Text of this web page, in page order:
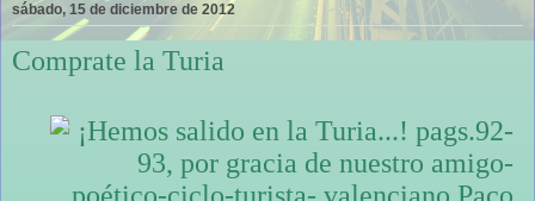
sábado, 15 de diciembre de 2012
Comprate la Turia